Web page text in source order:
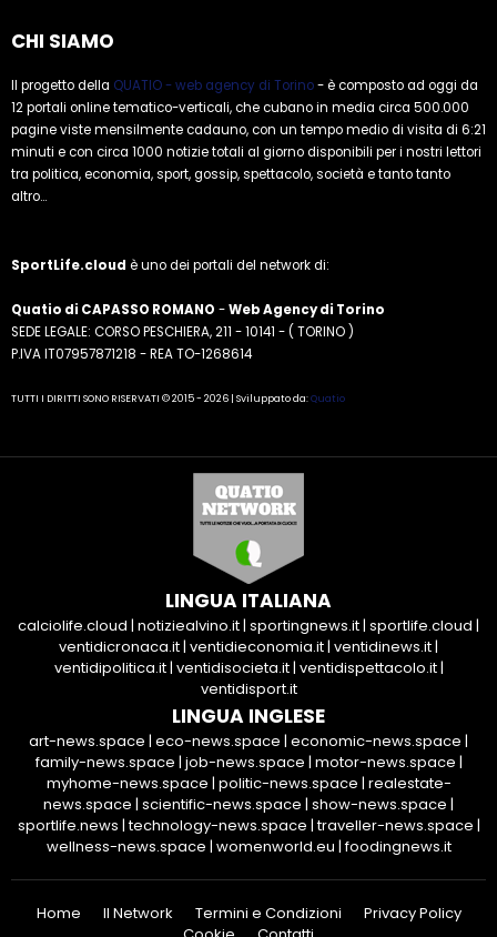
CHI SIAMO
Il progetto della QUATIO - web agency di Torino- è composto ad oggi da
12 portali online tematico-verticali, che cubano in media circa 500.000
pagine viste mensilmente cadauno, con un tempo medio di visita di 6:21
minuti e con circa 1000 notizie totali al giorno disponibili per i nostri lettori
tra politica, economia, sport, gossip, spettacolo, società e tanto tanto
altro...
SportLife.cloud è uno dei portali del network di:
Quatio di CAPASSO ROMANO -Web Agency di Torino
SEDE LEGALE: CORSO PESCHIERA, 211 - 10141 - ( TORINO )
P.IVA IT07957871218 - REA TO-1268614
TUTTI I DIRITTI SONO RISERVATI © 2015 - 2026 | Sviluppato da:Quatio
LINGUA ITALIANA
calciolife.cloud | notiziealvino.it| sportingnews.it| sportlife.cloud |
ventidicronaca.it| ventidieconomia.it| ventidinews.it|
ventidipolitica.it| ventidisocieta.it| ventidispettacolo.it|
ventidisport.it
LINGUA INGLESE
art-news.space | eco-news.space | economic-news.space |
family-news.space | job-news.space | motor-news.space |
myhome-news.space | politic-news.space | realestate-
news.space | scientific-news.space | show-news.space |
sportlife.news |technology-news.space |traveller-news.space |
wellness-news.space | womenworld.eu |foodingnews.it
Home Il Network Termini e Condizioni
Privacy Policy